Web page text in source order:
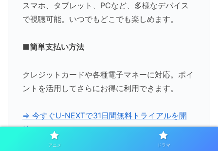
スマホ、タブレット、PCなど、多様なデバイス
で視聴可能。いつでもどこでも楽しめます。
■簡単支払い方法
クレジットカードや各種電子マネーに対応。ポイ
ントを活用してさらにお得に利用できます。
⇒ 今すぐU-NEXTで31日間無料トライアルを開
始！
アニメ ドラマ